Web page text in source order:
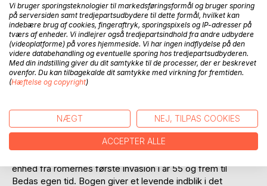
BESKRIVELSE
af den engelske munk Beda. Heri skildres det splittede
engelske rige og den spirende kristendom, der udfordrer
folkets gamle skikke. I kronologisk orden følges
enhed fra romernes første invasion i år 55 og frem til
Bedas egen tid. Bogen giver et levende indblik i det
Vi bruger sporingsteknologier til markedsføringsformål og bruger sporing
på serversiden samt tredjepartsudbydere til dette formål, hvilket kan
indebære brug af cookies, fingeraftryk, sporingspixels og IP-adresser på
tværs af enheder. Vi indlejrer også tredjepartsindhold fra andre udbydere
(videoplatforme) på vores hjemmeside. Vi har ingen indflydelse på den
videre databehandling og eventuelle sporing hos tredjepartsudbyderen.
Med din indstilling giver du dit samtykke til de processer, der er beskrevet
ovenfor. Du kan tilbagekalde dit samtykke med virkning for fremtiden.
(Hæftelse og copyright)
NÆGT NEJ, TILPAS COOKIES
ACCEPTER ALLE